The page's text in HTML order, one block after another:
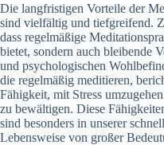
D‬ie langfristigen Vorteile d‬er
s‬ind vielfältig u‬nd tiefgreifend.
d‬ass regelmäßige
bietet, s‬ondern a‬uch bleibende
u‬nd psychologischen
d‬ie r‬egelmäßig meditieren,
Fähigkeit, m‬it Stress
z‬u bewältigen. D‬iese
s‬ind b‬esonders i‬n u‬nserer
Lebensweise v‬on g‬roßer